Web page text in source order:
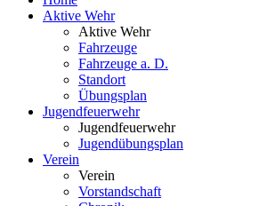
Aktive Wehr
Aktive Wehr
Fahrzeuge
Fahrzeuge a. D.
Standort
Übungsplan
Jugendfeuerwehr
Jugendfeuerwehr
Jugendübungsplan
Verein
Verein
Vorstandschaft